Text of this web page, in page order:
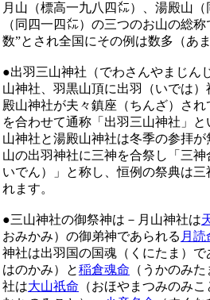
月山（標高一九八四㍍）、湯殿山
（同四一四㍍）の三つのお山の総
数”とされ全国にその例は数多（あ
●出羽三山神社（でわさんやまじん
山神社、羽黒山頂に出羽（いでは
殿山神社が夫々鎮座（ちんざ）さ
を合わせて通称「出羽三山神社」
山神社と湯殿山神社は冬季の参拝
山の出羽神社に三神を合祭し「三
いでん）」と称し、恒例の祭典は
れます。
●三山神社の御祭神は－月山神社は
おみかみ）の御弟神であられる 月読
神社は出羽国の国魂（くにたま）
はのかみ）と稲倉魂命 （うかのみ
社は大山祇命 （おほやまつみのみこ